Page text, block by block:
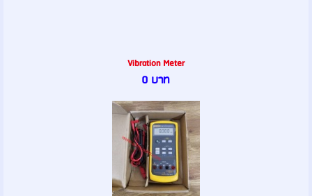
Vibration Meter
0 บาท